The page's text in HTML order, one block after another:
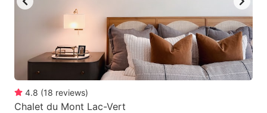
4.8 (18 reviews)
Chalet du Mont Lac-Vert